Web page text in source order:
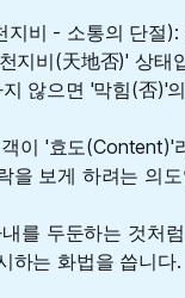
지비 - 소통의 단절
지비(天地否)' 상태
않으면 '막힘(否)'
이 '효도(Content)'
을 보게 하려는 의
를 두둔하는 것처
하는 화법을 씁니다.